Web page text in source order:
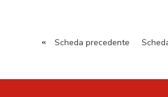
« Scheda precedente